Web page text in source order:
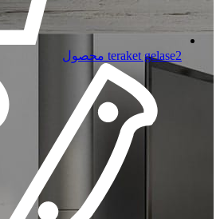
teraket gelase2 محصول